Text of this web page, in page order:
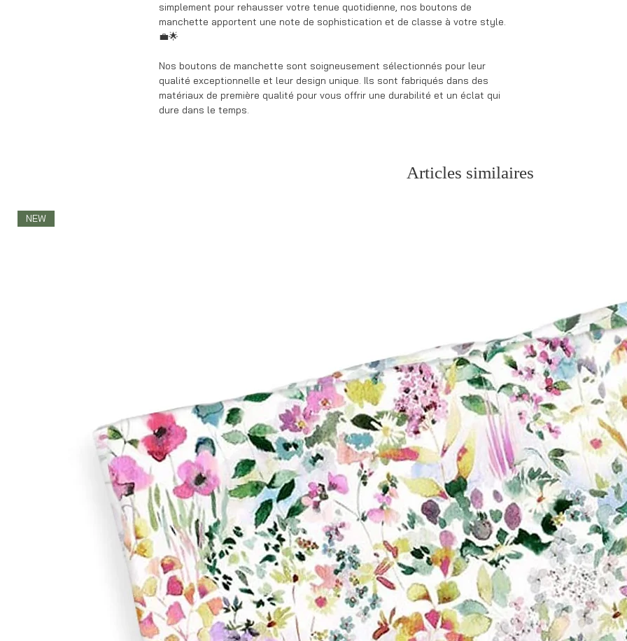
simplement pour rehausser votre tenue quotidienne, nos boutons de
manchette apportent une note de sophistication et de classe à votre style.
💼🌟
Nos boutons de manchette sont soigneusement sélectionnés pour leur
qualité exceptionnelle et leur design unique. Ils sont fabriqués dans des
matériaux de première qualité pour vous offrir une durabilité et un éclat qui
dure dans le temps.
Articles similaires
NEW